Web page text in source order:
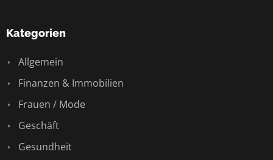
Kategorien
Allgemein
Finanzen & Immobilien
Frauen / Mode
Geschäft
Gesundheit